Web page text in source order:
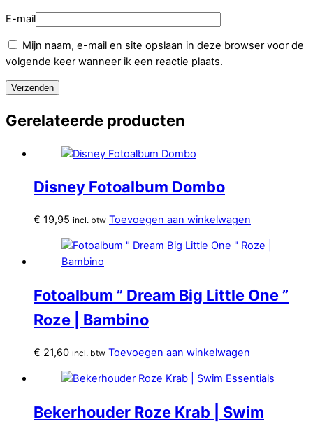
E-mail
Mijn naam, e-mail en site opslaan in deze browser voor de
volgende keer wanneer ik een reactie plaats.
Gerelateerde producten
Disney Fotoalbum Dombo
€ 19,95 incl. btw Toevoegen aan winkelwagen
Fotoalbum ” Dream Big Little One ”
Roze | Bambino
€ 21,60 incl. btw Toevoegen aan winkelwagen
Bekerhouder Roze Krab | Swim